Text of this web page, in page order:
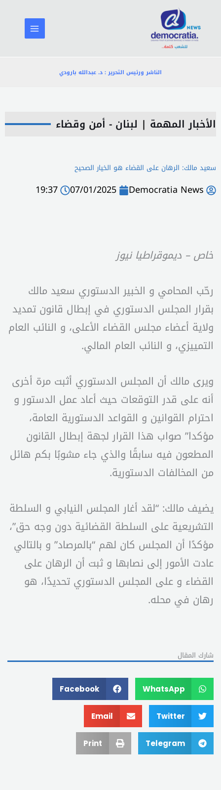
المحتوى
الناشر ورئيس التحرير : د. عبدالله بارودي
الأخبار المهمة | لبنان - أمن وقضاء
سعيد مالك: الرهان على القضاء هو الخيار الصحيح
Democratia News
07/01/2025
19:37
خاص – ديموقراطيا نيوز
رحّب المحامي و الخبير الدستوري سعيد مالك
بقرار المجلس الدستوري في إبطال قانون تمديد
ولاية أعضاء مجلس القضاء الأعلى، و النائب العام
التمييزي، و النائب العام المالي.
ويرى مالك أن المجلس الدستوري أثبت مرة أخرى
أنه على قدر التوقعات حيث أعاد عمل الدستور و
احترام القوانين و القواعد الدستورية العامة،
مؤكدا” صواب هذا القرار لجهة إبطال القانون
المطعون فيه سابقًا والذي جاء مشوبًا بكم هائل
من المخالفات الدستورية.
يضيف مالك: “لقد أغار المجلس النيابي و السلطة
التشريعية على السلطة القضائية دون وجه حق”،
مؤكدًا أن المجلس كان لهم “بالمرصاد” و بالتالي
عادت الأمور إلى نصابها و ثبت أن الرهان على
القضاء و على المجلس الدستوري تحديدًا، هو
رهان في محله.
شارك المقال
WhatsApp
Facebook
Twitter
Email
Telegram
Print